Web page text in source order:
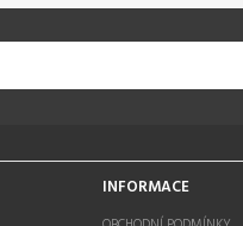
INFORMACE